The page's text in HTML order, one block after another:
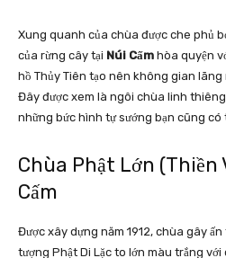
Xung quanh của chùa được che phủ
của rừng cây tại Núi Cấm hòa quyện
hồ Thủy Tiên tạo nên không gian
Đây được xem là ngôi chùa linh
những bức hình tự sướng bạn cũng có
Chùa Phật Lớn (Thiền
Cấm
Được xây dựng năm 1912, chùa gây
tượng Phật Di Lặc to lớn màu trắng